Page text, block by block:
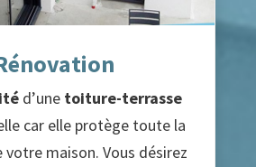
d’une toiture-terrasse
car elle protège toute la
maison. Vous désirez